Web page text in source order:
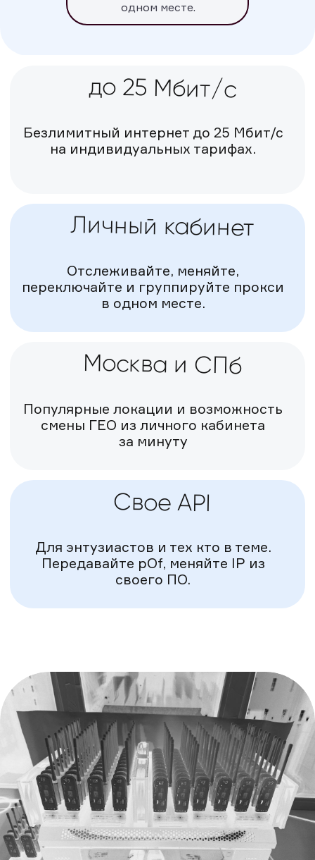
одном месте.
в одном месте.
Популярные локации и возможность
Свое API
Передавайте pOf, меняйте IP из
своего ПО.
Москва и СПб
Личный кабинет
Знаем что нужно Вам,
ведь этонужно и нам!
С 2016 года мы вместе с командой
занимаемся интернет‑маркетингом:
разрабатываем парсеры и ПО для
«серого» маркетинга.
Нам хорошо знакомы все проблемы
«плохих» прокси . Поэтому мы создали
умные мобильные прокси, которые
автоматически переключаются при
ошибках. Подготовили десятки
конфигураций и локаций под разные
задачи, разработали удобныйличный
кабинет, где можно покупать
и продлевать доступ, менять локации
и операторов, контролировать работу
Ваших серверов — всё в одном месте.